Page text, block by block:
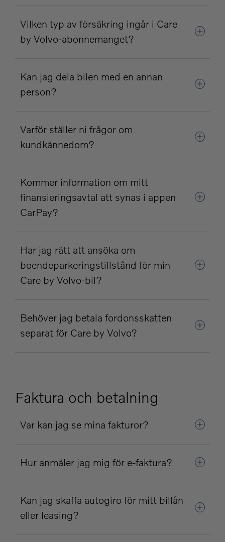
Vilken typ av försäkring ingår i Care
by Volvo-abonnemanget?
Kan jag dela bilen med en annan
person?
Varför ställer ni frågor om
kundkännedom?
Kommer information om mitt
finansieringsavtal att synas i appen
CarPay?
Har jag rätt att ansöka om
boendeparkeringstillstånd för min
Care by Volvo-bil?
Behöver jag betala fordonsskatten
separat för Care by Volvo?
Faktura och betalning
Var kan jag se mina fakturor?
Hur anmäler jag mig för e-faktura?
Kan jag skaffa autogiro för mitt billån
eller leasing?